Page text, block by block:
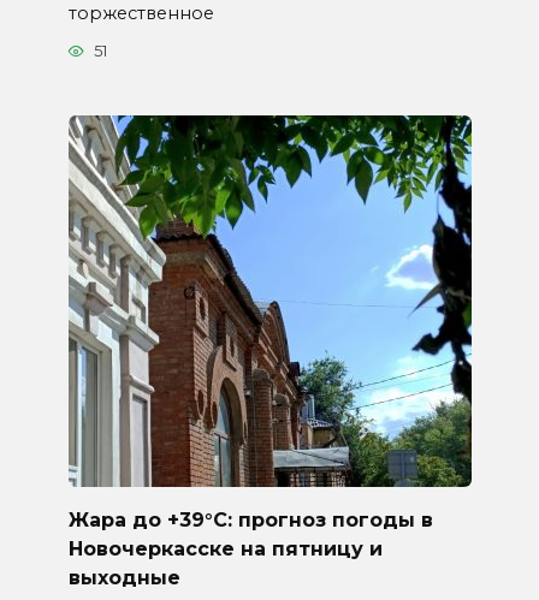
торжественное
51
Жара до +39°C: прогноз погоды в
Новочеркасске на пятницу и
выходные